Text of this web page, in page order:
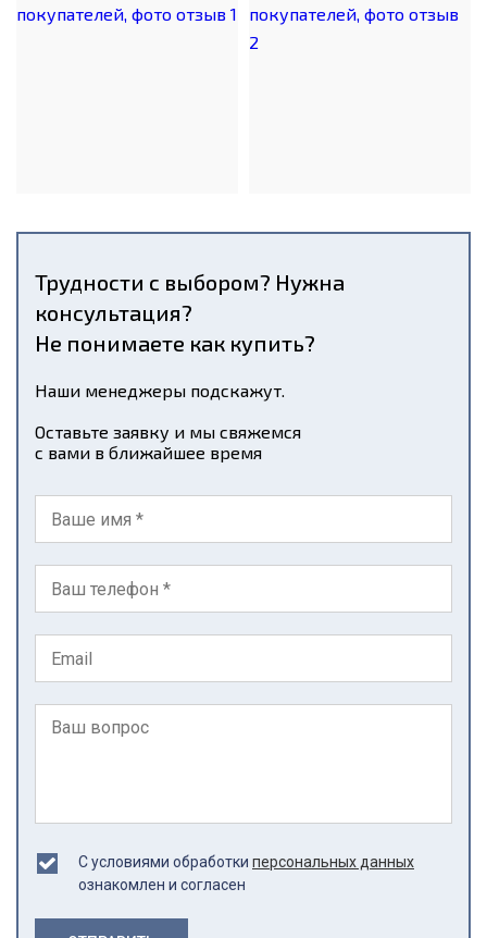
Трудности с выбором? Нужна
консультация?
Не понимаете как купить?
Наши менеджеры подскажут.
Оставьте заявку и мы свяжемся
с вами в ближайшее время
С условиями обработки персональных данных
ознакомлен и согласен